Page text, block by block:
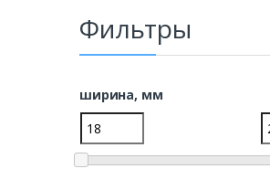
Фильтры
ширина, мм